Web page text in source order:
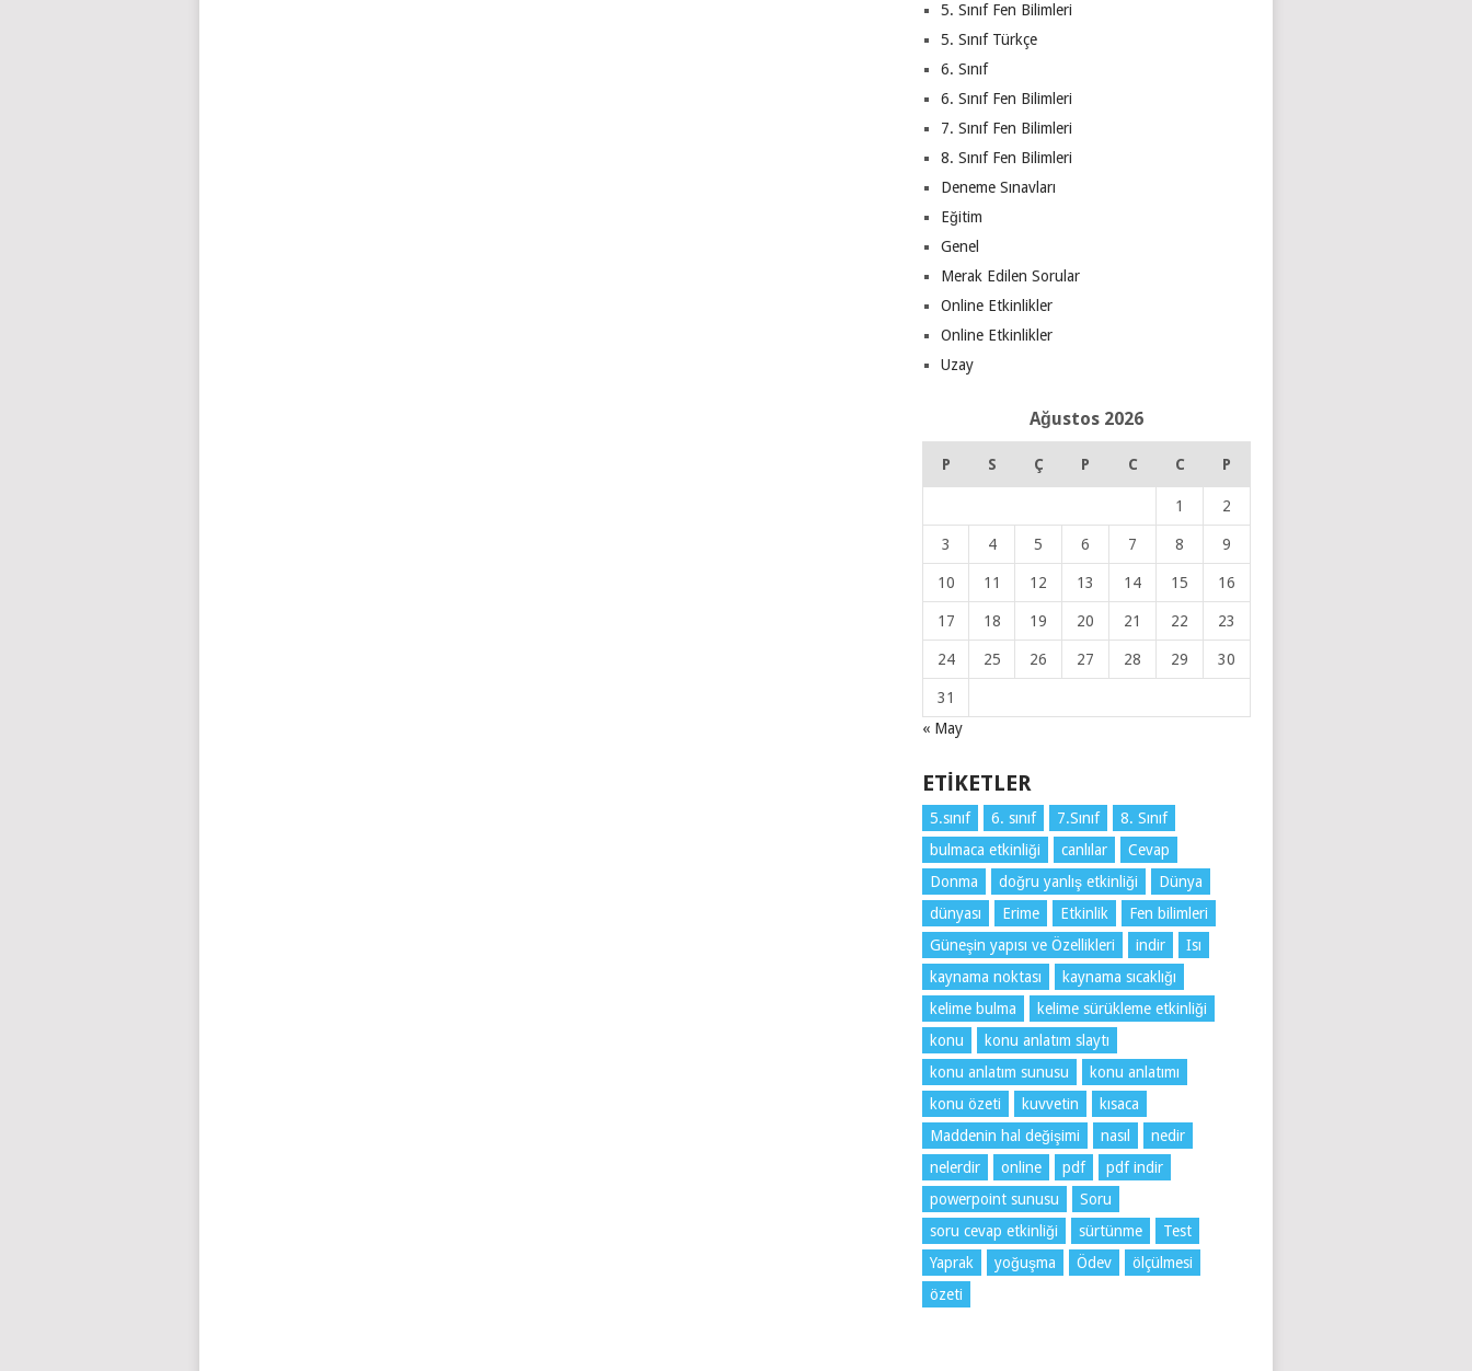
5. Sınıf Fen Bilimleri
5. Sınıf Türkçe
6. Sınıf
6. Sınıf Fen Bilimleri
7. Sınıf Fen Bilimleri
8. Sınıf Fen Bilimleri
Deneme Sınavları
Eğitim
Genel
Merak Edilen Sorular
Online Etkinlikler
Online Etkinlikler
Uzay
Ağustos 2026
P S Ç P C C P
1 2
3 4 5 6 7 8 9
10 11 12 13 14 15 16
17 18 19 20 21 22 23
24 25 26 27 28 29 30
31
« May
ETIKETLER
5.sınıf 6. sınıf 7.Sınıf
8. Sınıf
bulmaca etkinliği
canlılar
Cevap
Donma
doğru yanlış etkinliği
Dünya
dünyası
Erime Etkinlik
Fen bilimleri
Güneşin yapısı ve Özellikleri
indir
Isı
kaynama noktası
kaynama sıcaklığı
kelime bulma
kelime sürükleme etkinliği
konu
konu anlatım slaytı
konu anlatım sunusu
konu anlatımı
konu özeti
kuvvetin
kısaca
Maddenin hal değişimi
nasıl
nedir
nelerdir
online pdf
pdf indir
powerpoint sunusu
Soru
soru cevap etkinliği
sürtünme
Test
Yaprak
yoğuşma Ödev
ölçülmesi
özeti